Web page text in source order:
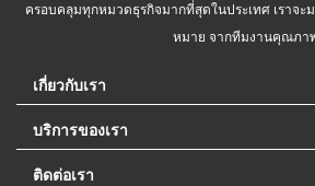
ครอบคลุมทุกหมวดธุรกิจมากที่สุดในประเทศ เราจ
หมาย จากทีมงานคุณภา
เกี่ยวกับเรา
บริการของเรา
ติดต่อเรา